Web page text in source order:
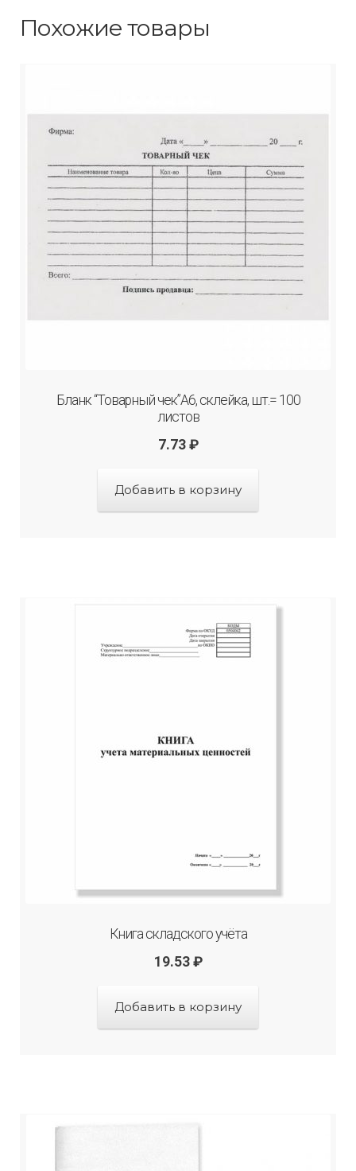
Похожие товары
Бланк “Товарный чек”А6, склейка, шт.= 100
листов
7.73 ₽
Добавить в корзину
Книга складского учёта
19.53 ₽
Добавить в корзину